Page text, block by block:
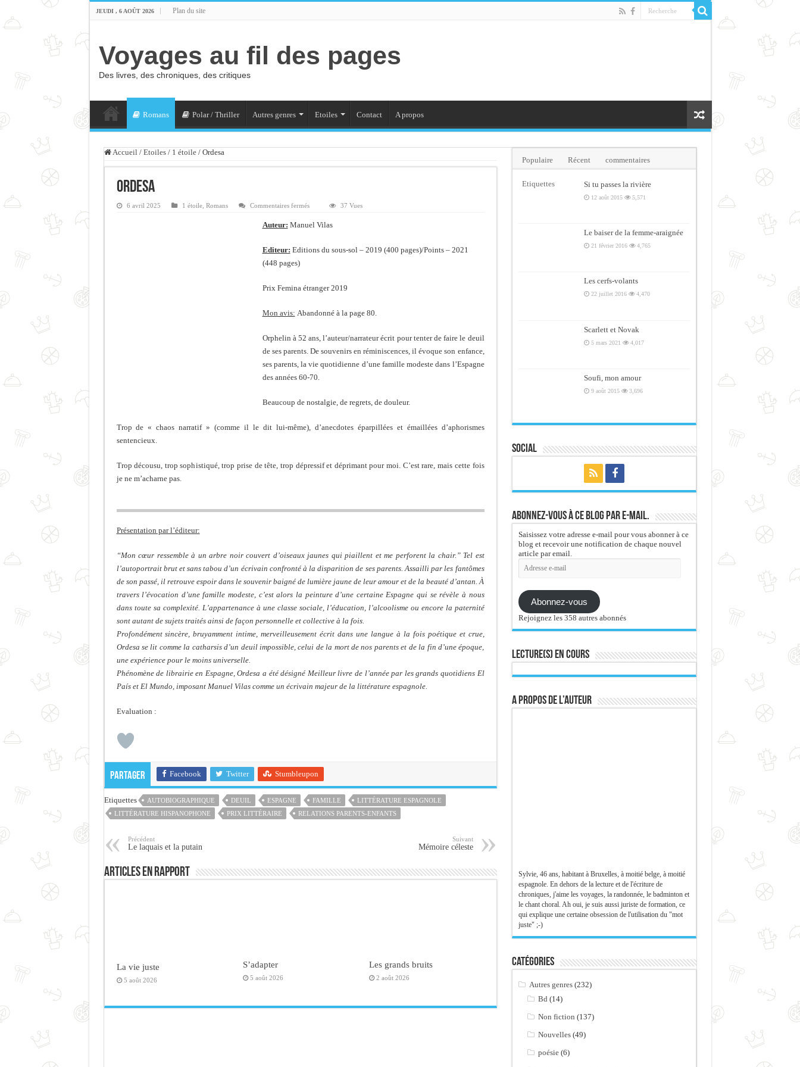
JEUDI , 6 AOÛT 2026 Plan du site
Voyages au fil des pages
Des livres, des chroniques, des critiques
Romans Polar / Thriller Autres genres Etoiles Contact A propos
Accueil / Etoiles / 1 étoile / Ordesa
Ordesa
6 avril 2025 1 étoile, Romans Commentaires ferméssur
37 Vues
Auteur: Manuel Vilas
Editeur: Editions du sous-sol – 2019 (400 pages)/Points – 2021
(448 pages)
Prix Femina étranger 2019
Mon avis: Abandonné à la page 80.
Orphelin à 52 ans, l’auteur/narrateur écrit pour tenter de faire le deuil
de ses parents. De souvenirs en réminiscences, il évoque son enfance,
ses parents, la vie quotidienne d’une famille modeste dans l’Espagne
des années 60-70.
Beaucoup de nostalgie, de regrets, de douleur.
Trop de « chaos narratif » (comme il le dit lui-même), d’anecdotes éparpillées et émaillées d’aphorismes
sentencieux.
Trop décousu, trop sophistiqué, trop prise de tête, trop dépressif et déprimant pour moi. C’est rare, mais cette fois
je ne m’acharne pas.
Présentation par l’éditeur:
“Mon cœur ressemble à un arbre noir couvert d’oiseaux jaunes qui piaillent et me perforent la chair.” Tel est
l’autoportrait brut et sans tabou d’un écrivain confronté à la disparition de ses parents. Assailli par les fantômes
de son passé, il retrouve espoir dans le souvenir baigné de lumière jaune de leur amour et de la beauté d’antan. À
travers l’évocation d’une famille modeste, c’est alors la peinture d’une certaine Espagne qui se révèle à nous
dans toute sa complexité. L’appartenance à une classe sociale, l’éducation, l’alcoolisme ou encore la paternité
sont autant de sujets traités ainsi de façon personnelle et collective à la fois.
Profondément sincère, bruyamment intime, merveilleusement écrit dans une langue à la fois poétique et crue,
Ordesa se lit comme la catharsis d’un deuil impossible, celui de la mort de nos parents et de la fin d’une époque,
une expérience pour le moins universelle.
Phénomène de librairie en Espagne, Ordesa a été désigné Meilleur livre de l’année par les grands quotidiens El
País et El Mundo, imposant Manuel Vilas comme un écrivain majeur de la littérature espagnole.
Evaluation :
Partager Facebook Twitter Stumbleupon
Etiquettes AUTOBIOGRAPHIQUE DEUIL ESPAGNE FAMILLE
LITTÉRATURE ESPAGNOLE
LITTÉRATURE HISPANOPHONE
PRIX LITTÉRAIRE RELATIONS PARENTS-ENFANTS
Précédent
Le laquais et la putain
Suivant
Mémoire céleste
Articles en rapport
La vie juste
5 août 2026
S’adapter
5 août 2026
Les grands bruits
2 août 2026
Populaire Récent commentaires
Etiquettes Si tu passes la rivière
12 août 2015 5,571
Le baiser de la femme-araignée
21 février 2016 4,765
Les cerfs-volants
22 juillet 2016 4,470
Scarlett et Novak
5 mars 2021 4,017
Soufi, mon amour
9 août 2015 3,696
Social
Abonnez-vous à ce blog par e-mail.
Saisissez votre adresse e-mail pour vous abonner à ce
blog et recevoir une notification de chaque nouvel
article par email.
Adresse
Abonnez-vous
Rejoignez les 358 autres abonnés
Lecture(s) en cours
A propos de l’auteur
Sylvie, 46 ans, habitant à Bruxelles, à moitié belge, à moitié
espagnole. En dehors de la lecture et de l'écriture de
chroniques, j'aime les voyages, la randonnée, le badminton et
le chant choral. Ah oui, je suis aussi juriste de formation, ce
qui explique une certaine obsession de l'utilisation du "mot
juste" ;-)
Catégories
Autres genres (232)
Bd (14)
Non fiction (137)
Nouvelles (49)
poésie (6)